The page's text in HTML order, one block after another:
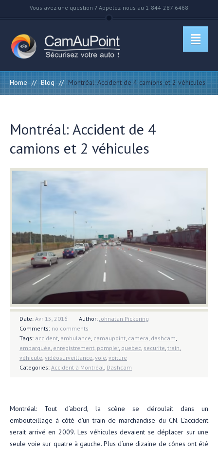
Vous avez une question ? Appelez-nous au 1-844-287-6468
Home // Blog // Montréal: Accident de 4 camions et 2 véhicules
Montréal: Accident de 4
camions et 2 véhicules
Date: Avr 15, 2016 Author: Johnatan Pickering
Comments: no comments
Tags: accident ambulance camaupoint camera dashcam
embarquée enregistrement pompier, quebec securite train
véhicule vidéosurveillance voie voiture
Categories: Accident à Montréal Dashcam
Montréal: Tout d’abord, la scène se déroulait dans un
embouteillage à côté d’un train de marchandise du CN. L’accident
serait arrivé en 2009. Les véhicules devaient se déplacer sur une
seule voie sur quatre à gauche. Plus d’une dizaine de cônes ont été